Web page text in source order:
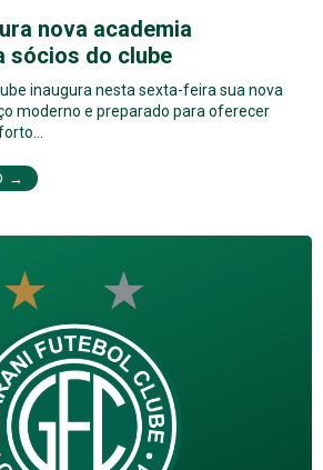
nova academia
sócios do clube
inaugura nesta sexta-feira sua nova
moderno e preparado para oferecer
→